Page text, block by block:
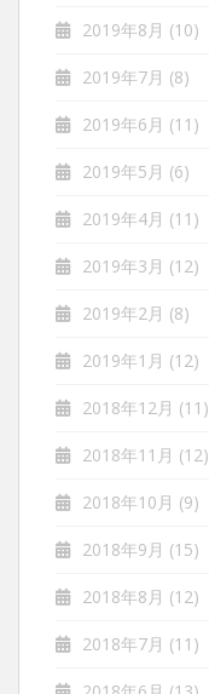
2019年8月 (10)
2019年7月 (8)
2019年6月 (11)
2019年5月 (6)
2019年4月 (11)
2019年3月 (12)
2019年2月 (8)
2019年1月 (12)
2018年12月 (11)
2018年11月 (12)
2018年10月 (9)
2018年9月 (15)
2018年8月 (12)
2018年7月 (11)